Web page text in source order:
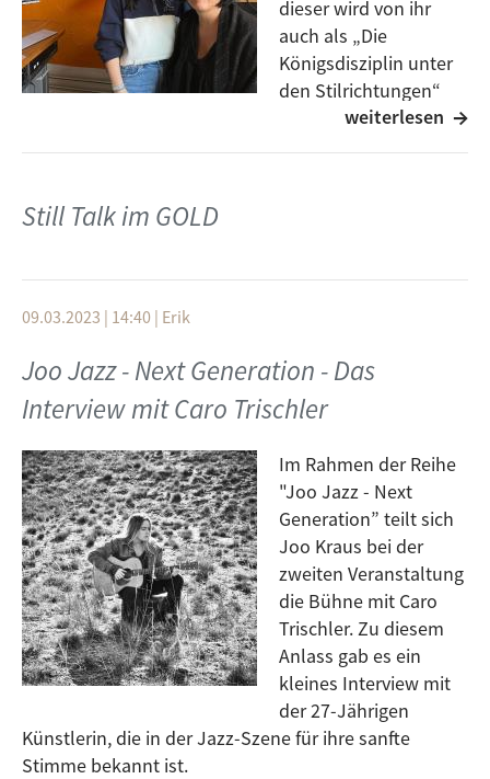
dieser wird von ihr
auch als „Die
Königsdisziplin unter
den Stilrichtungen“
bezeichnet. Ihre
langer Zeit präsentiert Anette Niedermeier uns das
mit Ihrem Album „Frames“
Im Interview erfahren wir unter anderem mehr
so besonders sind und wir hören auch ein paar ihrer
Lieder.
weiterlesen
Still Talk im GOLD
09.03.2023 | 14:40 | Erik
Joo Jazz - Next Generation - Das
Interview mit Caro Trischler
Im Rahmen der Reihe
"Joo Jazz - Next
Generation” teilt sich
Joo Kraus bei der
zweiten Veranstaltung
die Bühne mit Caro
Trischler. Zu diesem
Anlass gab es ein
kleines Interview mit
der 27-Jährigen
Künstlerin, die in der Jazz-Szene für ihre sanfte
Stimme bekannt ist.